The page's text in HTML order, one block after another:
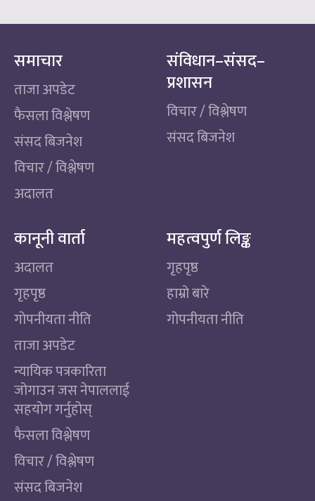
समाचार
ताजा अपडेट
फैसला विश्लेषण
संसद बिजनेश
विचार / विश्लेषण
अदालत
संविधान–संसद–
प्रशासन
विचार / विश्लेषण
संसद बिजनेश
कानूनी वार्ता
अदालत
गृहपृष्ठ
गोपनीयता नीति
ताजा अपडेट
न्यायिक पत्रकारिता
जोगाउन जस नेपाललाई
सहयोग गर्नुहोस्
फैसला विश्लेषण
विचार / विश्लेषण
संसद बिजनेश
महत्वपुर्ण लिङ्क
गृहपृष्ठ
हाम्रो बारे
गोपनीयता नीति